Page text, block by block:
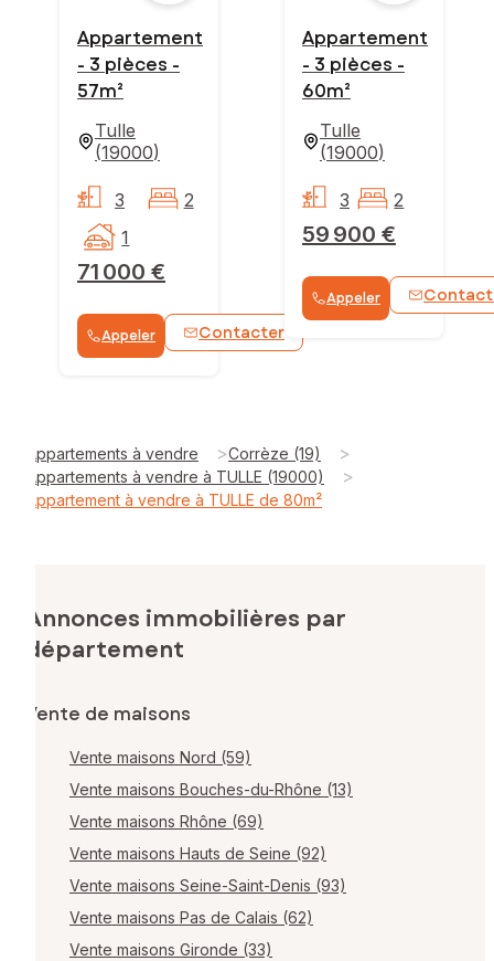
Appartement
- 3 pièces -
57m²
Tulle
(19000)
71 000 €
3
2
1
Appeler Contacter
Appartement
- 3 pièces -
60m²
Tulle
(19000)
59 900 €
3 2
Appeler
Appartements à vendre >Corrèze (19) >
Appartements à vendre à TULLE (19000) >
Appartement à vendre à TULLE de 80m²
Annonces immobilières par
département
Vente de maisons
Vente maisons Nord (59)
Vente maisons Bouches-du-Rhône (13)
Vente maisons Rhône (69)
Vente maisons Hauts de Seine (92)
Vente maisons Seine-Saint-Denis (93)
Vente maisons Pas de Calais (62)
Vente maisons Gironde (33)